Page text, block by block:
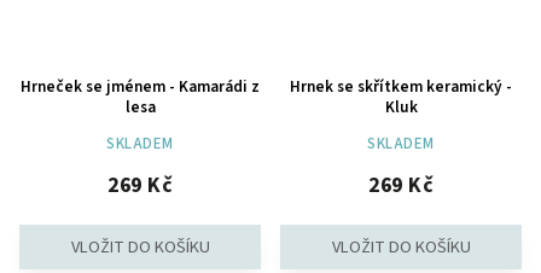
Hrneček se jménem - Kamarádi z
lesa
SKLADEM
269 Kč
Hrnek se skřítkem keramický -
Kluk
SKLADEM
269 Kč